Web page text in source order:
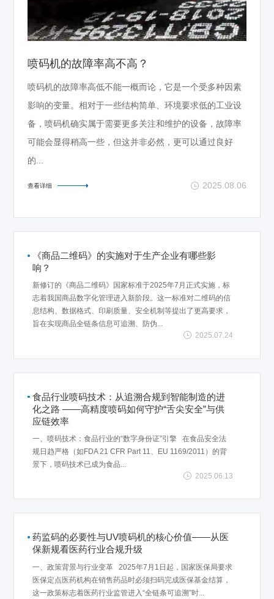
喷码机的故障率高不高？
喷码机的故障率高低不能一概而论，它是一个受多种因素
影响的变量。相对于一些结构简单、环境要求低的工业设
备，喷码机确实属于需要更多关注和维护的设备，故障率
可能会显得稍高一些，但这并非必然，更可以通过良好
的...
查看详细 2025.08.06
《商品二维码》的实施对于生产企业有哪些影
响？
新修订的《商品二维码》国家标准于2025年7月正式实施，标
志着我国商品数字化管理进入新阶段。这一标准对二维码的信
息结构、数据格式、印刷质量、安全机制等提出了更高要求，
旨在实现商品全链条信息可追溯、防伪...
2025.07.24
食品行业喷码技术：从追溯合规到智能制造的进
化之路 ——高精度喷码如何守护“舌尖安全”与供
应链效率
一、喷码技术：食品行业的“数字身份证”引擎 在食品安全法
规日趋严格（如FDA 21 CFR Part 11、EU 1169/2011）的背
景下，喷码技术已成为食品...
2025.06.13
药监码的必要性与UV喷码机的核心价值——从医
保新规看医药行业合规升级
一、政策背景与行业变革 2025年7月1日起，国家医保局要求
医保定点医药机构在销售药品时必须扫码完成医保基金结算，
这一政策标志着医药行业监管进入“全链条可追溯”时...